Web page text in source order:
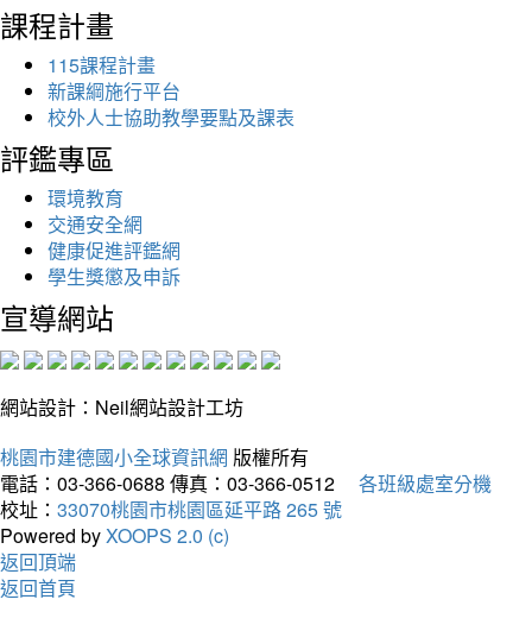
課程計畫
115課程計畫
新課綱施行平台
校外人士協助教學要點及課表
評鑑專區
環境教育
交通安全網
健康促進評鑑網
學生獎懲及申訴
宣導網站
網站設計：Neil網站設計工坊
桃園市建德國小全球資訊網 版權所有
電話：03-366-0688 傳真：03-366-0512
各班級處室分機
校址： 33070桃園市桃園區延平路 265 號
Powered byXOOPS 2.0 (c)
返回頂端
返回首頁